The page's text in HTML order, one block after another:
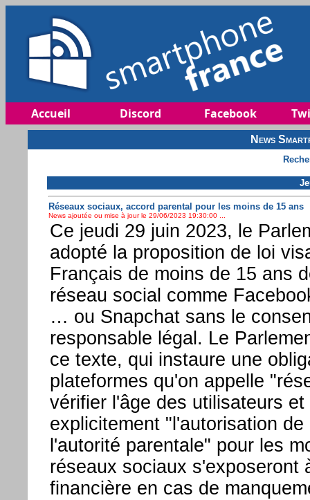
Accueil Discord Facebook
News
Réseaux sociaux, accord parental pour les moins de 15 ans
News ajoutée ou mise à jour le 29/06/2023 19:30:00 ...
Ce jeudi 29 juin 2023, le
adopté la proposition de loi
Français de moins de 15 ans
réseau social comme
… ou Snapchat sans le
responsable légal. Le
ce texte, qui instaure une
plateformes qu'on appelle
vérifier l'âge des utilisateurs et
explicitement "l'autorisation
l'autorité parentale" pour les
réseaux sociaux s'exposeront
financière en cas de